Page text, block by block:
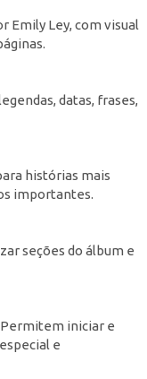
Emily Ley, com visual
datas, frases,
histórias mais
importantes.
seções do álbum e
Permitem iniciar e
e